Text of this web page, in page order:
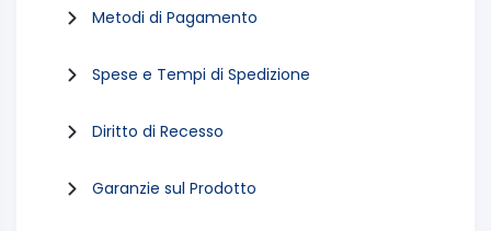
Metodi di Pagamento
Spese e Tempi di Spedizione
Diritto di Recesso
Garanzie sul Prodotto